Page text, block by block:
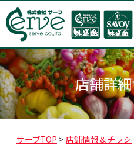
店舗詳
サーブTOP > 店舗情報＆チラシ